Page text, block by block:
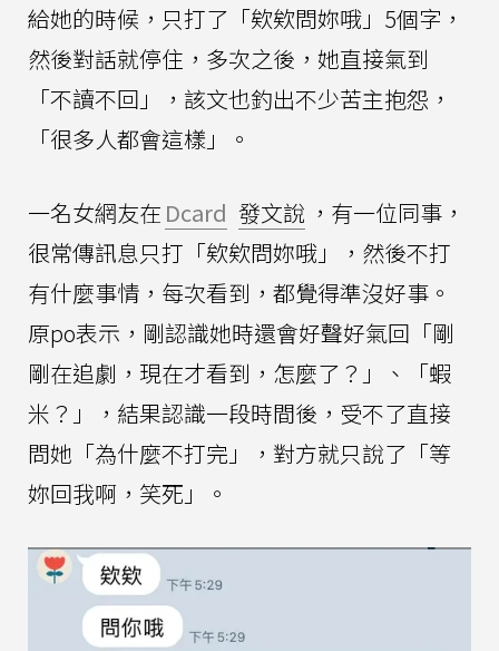
給她的時候，只打了「欸欸問妳哦」5個字，
然後對話就停住，多次之後，她直接氣到
「不讀不回」，該文也釣出不少苦主抱怨，
「很多人都會這樣」。
一名女網友在 Dcard 發文說 ，有一位同事，
很常傳訊息只打「欸欸問妳哦」，然後不打
有什麼事情，每次看到，都覺得準沒好事。
原po表示，剛認識她時還會好聲好氣回「剛
剛在追劇，現在才看到，怎麼了？」、「蝦
米？」，結果認識一段時間後，受不了直接
問她「為什麼不打完」，對方就只說了「等
妳回我啊，笑死」。